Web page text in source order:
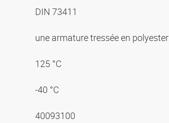
DIN 73411
une armature tressée en polyester
125 °C
-40 °C
40093100